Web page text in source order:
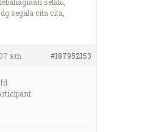
segala cita cita,
am #187952153